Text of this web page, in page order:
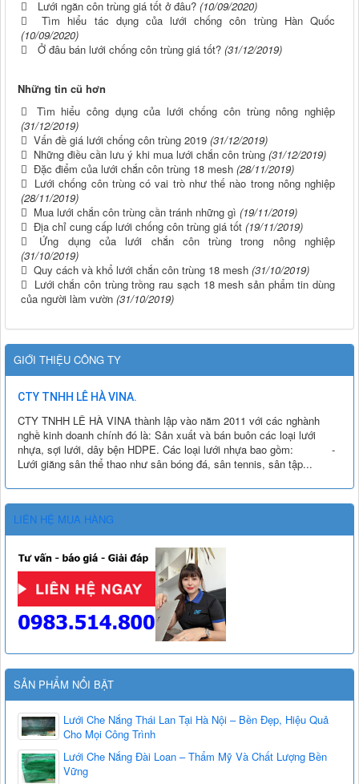
Lưới ngăn côn trùng giá tốt ở đâu? (10/09/2020)
Tìm hiểu tác dụng của lưới chống côn trùng Hàn Quốc
(10/09/2020)
Ở đâu bán lưới chống côn trùng giá tốt? (31/12/2019)
Những tin cũ hơn
Tìm hiểu công dụng của lưới chống côn trùng nông nghiệp
(31/12/2019)
Vấn đề giá lưới chống côn trùng 2019 (31/12/2019)
Những điều cần lưu ý khi mua lưới chắn côn trùng (31/12/2019)
Đặc điểm của lưới chắn côn trùng 18 mesh (28/11/2019)
Lưới chống côn trùng có vai trò như thế nào trong nông nghiệp
(28/11/2019)
Mua lưới chắn côn trùng cần tránh những gì (19/11/2019)
Địa chỉ cung cấp lưới chống côn trùng giá tốt (19/11/2019)
Ứng dụng của lưới chắn côn trùng trong nông nghiệp
(31/10/2019)
Quy cách và khổ lưới chắn côn trùng 18 mesh (31/10/2019)
Lưới chắn côn trùng trồng rau sạch 18 mesh sản phẩm tin dùng
của người làm vườn (31/10/2019)
GIỚI THIỆU CÔNG TY
CTY TNHH LÊ HÀ VINA.
CTY TNHH LÊ HÀ VINA thành lập vào năm 2011 với các nghành
nghề kinh doanh chính đó là: Sản xuất và bán buôn các loại lưới
nhựa, sợi lưới, dây bện HDPE. Các loại lưới nhựa bao gồm: -
Lưới giăng sân thể thao như sân bóng đá, sân tennis, sân tập...
LIÊN HỆ MUA HÀNG
SẢN PHẨM NỔI BẬT
Lưới Che Nắng Thái Lan Tại Hà Nội – Bền Đẹp, Hiệu Quả
Cho Mọi Công Trình
Lưới Che Nắng Đài Loan – Thẩm Mỹ Và Chất Lượng Bền
Vững